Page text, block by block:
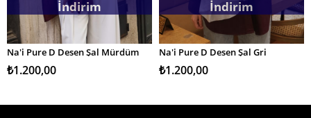
SEPETE EKLE
Na'i Pure D Desen Şal Mürdüm
İndirim
₺1.200,00
SEPETE EKLE
Na'i Pure D Desen Şal Gri
İndirim
₺1.200,00